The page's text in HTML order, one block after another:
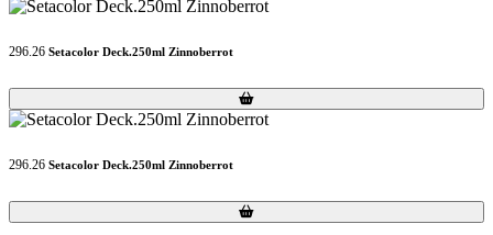
296.26 Setacolor Deck.250ml Zinnoberrot
Loading...
Loading...
296.26 Setacolor Deck.250ml Zinnoberrot
Loading...
Loading...